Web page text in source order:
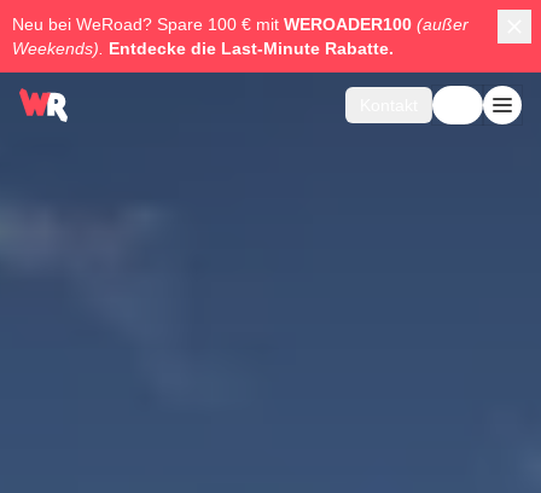
Neu bei WeRoad? Spare 100 € mit WEROADER100 (außer
Weekends).
Entdecke die Last-Minute Rabatte.